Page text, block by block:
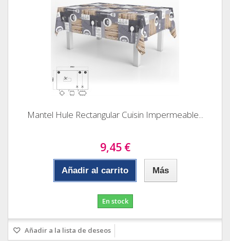
Mantel Hule Rectangular Cuisin Impermeable...
9,45 €
Añadir al carrito Más
En stock
Añadir a la lista de deseos